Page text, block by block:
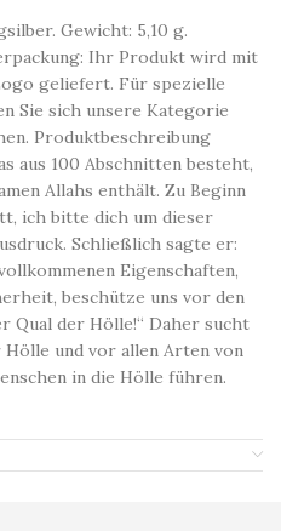
Gewicht: 5,10 g.
Ihr Produkt wird mit
geliefert. Für spezielle
Sie sich unsere Kategorie
Produktbeschreibung
aus 100 Abschnitten besteht,
Allahs enthält. Zu Beginn
ich bitte dich um dieser
Schließlich sagte er:
Eigenschaften,
beschütze uns vor den
Qual der Hölle!“ Daher sucht
und vor allen Arten von
in die Hölle führen.